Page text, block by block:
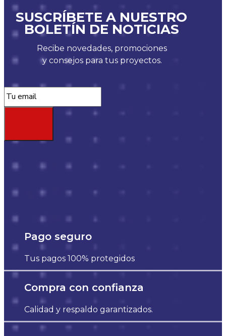
SUSCRÍBETE A NUESTRO
BOLETÍN DE NOTICIAS
Recibe novedades, promociones
y consejos para tus proyectos.
Pago seguro
Tus pagos 100% protegidos
Compra con confianza
Calidad y respaldo garantizados.